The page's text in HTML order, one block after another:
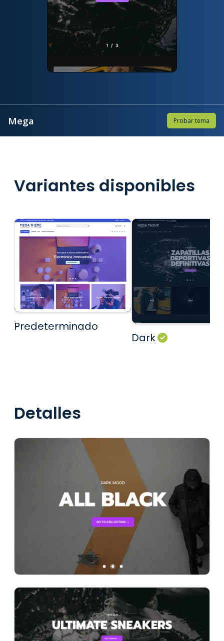
Mega Probar tema
Variantes disponibles
Predeterminado
Dark
Detalles